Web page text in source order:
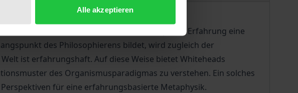
Alle akzeptieren
20. Jahrhundert. Dabei erfüllt das Konzept der Erfahrung eine
des Philosophierens bildet, wird zugleich der
ist erfahrungshaft. Auf diese Weise bietet Whiteheads
des Organismusparadigmas zu verstehen. Ein solches
für eine erfahrungsbasierte Metaphysik.